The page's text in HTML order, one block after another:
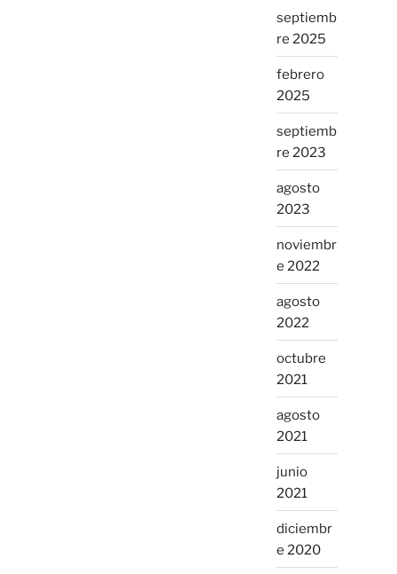
septiemb
re 2025
febrero
2025
septiemb
re 2023
agosto
2023
noviembr
e 2022
agosto
2022
octubre
2021
agosto
2021
junio
2021
diciembr
e 2020